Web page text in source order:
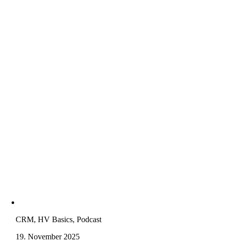
CRM, HV Basics, Podcast
19. November 2025